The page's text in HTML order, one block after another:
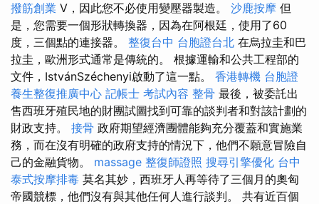
撥筋創業 V，因此您不必使用變壓器製造。 沙鹿按摩 但
是，您需要一個形狀轉換器，因為在阿根廷，使用了60
度，三個點的連接器。 整復台中 台胞證台北 在烏拉圭和巴
拉圭，歐洲形式通常是傳統的。 根據運輸和公共工程部的
文件，IstvánSzéchenyi啟動了這一點。 香港轉機 台胞證
養生整復推廣中心 記帳士 考試內容 整骨 最後，被委託出
售西班牙殖民地的財團試圖找到可靠的談判者和對該計劃的
財政支持。 接骨 政府期望經濟團體能夠充分覆蓋和實施業
務，而在沒有明確的政府支持的情況下，他們不願意冒險自
己的金融貨物。 massage 整復師證照 搜尋引擎優化 台中
泰式按摩排毒 莫名其妙，西班牙人再等待了三個月的奧匈
帝國競標，他們沒有與其他任何人進行談判。 共有近百個